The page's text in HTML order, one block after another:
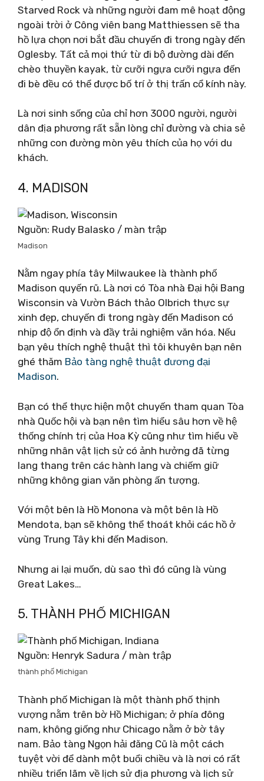
Starved Rock và những người đam mê hoạt động
ngoài trời ở Công viên bang Matthiessen sẽ tha
hồ lựa chọn nơi bắt đầu chuyến đi trong ngày đến
Oglesby. Tất cả mọi thứ từ đi bộ đường dài đến
chèo thuyền kayak, từ cưỡi ngựa cưỡi ngựa đến
đi bè đều có thể được bố trí ở thị trấn cổ kính này.
Là nơi sinh sống của chỉ hơn 3000 người, người
dân địa phương rất sẵn lòng chỉ đường và chia sẻ
những con đường mòn yêu thích của họ với du
khách.
4. MADISON
Nguồn: Rudy Balasko / màn trập
Madison
Nằm ngay phía tây Milwaukee là thành phố
Madison quyến rũ. Là nơi có Tòa nhà Đại hội Bang
Wisconsin và Vườn Bách thảo Olbrich thực sự
xinh đẹp, chuyến đi trong ngày đến Madison có
nhịp độ ổn định và đầy trải nghiệm văn hóa. Nếu
bạn yêu thích nghệ thuật thì tôi khuyên bạn nên
ghé thăm Bảo tàng nghệ thuật đương đại
Madison.
Bạn có thể thực hiện một chuyến tham quan Tòa
nhà Quốc hội và bạn nên tìm hiểu sâu hơn về hệ
thống chính trị của Hoa Kỳ cũng như tìm hiểu về
những nhân vật lịch sử có ảnh hưởng đã từng
lang thang trên các hành lang và chiếm giữ
những không gian văn phòng ấn tượng.
Với một bên là Hồ Monona và một bên là Hồ
Mendota, bạn sẽ không thể thoát khỏi các hồ ở
vùng Trung Tây khi đến Madison.
Nhưng ai lại muốn, dù sao thì đó cũng là vùng
Great Lakes…
5. THÀNH PHỐ MICHIGAN
Nguồn: Henryk Sadura / màn trập
thành phố Michigan
Thành phố Michigan là một thành phố thịnh
vượng nằm trên bờ Hồ Michigan; ở phía đông
nam, không giống như Chicago nằm ở bờ tây
nam. Bảo tàng Ngọn hải đăng Cũ là một cách
tuyệt vời để dành một buổi chiều và là nơi có rất
nhiều triển lãm về lịch sử địa phương và lịch sử